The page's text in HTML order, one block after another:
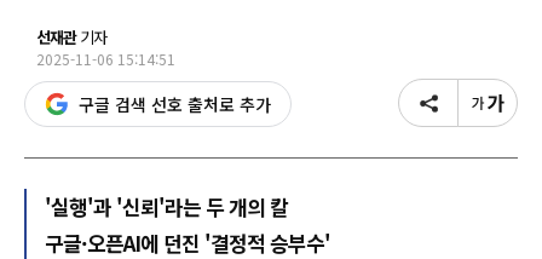
선재관기자
2025-11-06 15:14:51
구글 검색 선호 출처로 추가
'실행'과 '신뢰'라는 두 개의 칼
구글·오픈AI에 던진 '결정적 승부수'